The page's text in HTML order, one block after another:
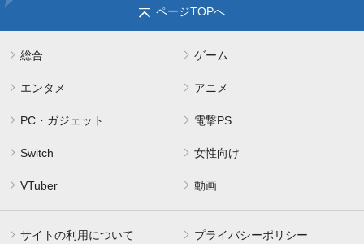
ページTOPへ
総合 ゲーム
エンタメ アニメ
PC・ガジェット 電撃PS
Switch 女性向け
VTuber 動画
サイトの利用について プライバシーポリシー